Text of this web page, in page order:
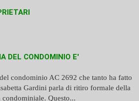
DEL CONDOMINIO E'
condominio AC 2692 che tanto ha fatto
Gardini parla di ritiro formale della
Questo...